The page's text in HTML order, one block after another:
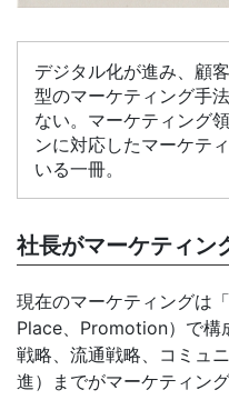
デジタル化が進み、顧
型のマーケティング手
ない。マーケティング
ンに対応したマーケテ
いる一冊。
社長がマーケティン
現在のマーケティングは
Place、Promotion）で構
戦略、流通戦略、コミュ
進）までがマーケティン